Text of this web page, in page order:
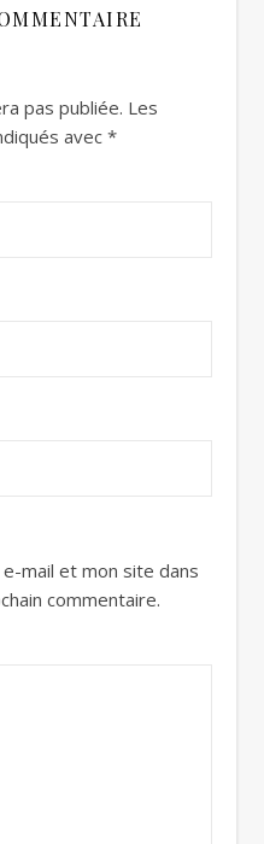
pas publiée. Les
avec *
mail et mon site dans
commentaire.